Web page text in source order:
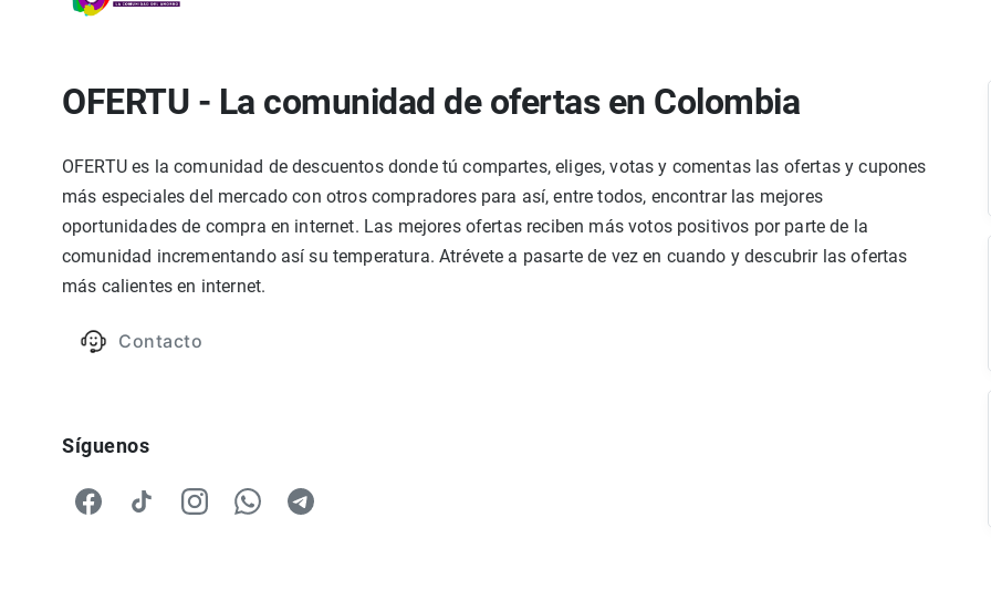
OFERTU - La comunidad de ofertas en Colombia
OFERTU es la comunidad de descuentos donde tú compartes, eliges, votas y comentas las ofertas y cupones
más especiales del mercado con otros compradores para así, entre todos, encontrar las mejores
oportunidades de compra en internet. Las mejores ofertas reciben más votos positivos por parte de la
comunidad incrementando así su temperatura. Atrévete a pasarte de vez en cuando y descubrir las ofertas
más calientes en internet.
Contacto
Síguenos